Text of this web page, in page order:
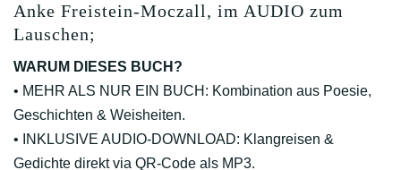
Anke Freistein-Moczall, im AUDIO zum
Lauschen;
WARUM DIESES BUCH?
• MEHR ALS NUR EIN BUCH: Kombination aus Poesie,
Geschichten & Weisheiten.
•
INKLUSIVE AUDIO-DOWNLOAD: Klangreisen &
Gedichte direkt via QR-Code als MP3.